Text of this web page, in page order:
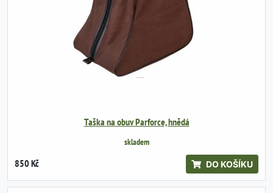
Taška na obuv Parforce, hnědá
skladem
850 Kč DO KOŠÍKU